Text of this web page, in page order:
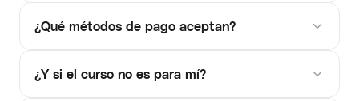
¿Qué métodos de pago aceptan?
¿Y si el curso no es para mí?